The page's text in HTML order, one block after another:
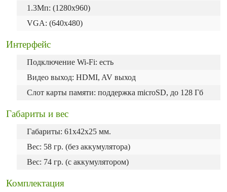
1.3Mп: (1280x960)
VGA: (640x480)
Интерфейс
Подключение Wi-Fi: есть
Видео выход: HDMI, AV выход
Слот карты памяти: поддержка microSD, до 128 Гб
Габариты и вес
Габариты: 61х42х25 мм.
Вес: 58 гр. (без аккумулятора)
Вес: 74 гр. (с аккумулятором)
Комплектация